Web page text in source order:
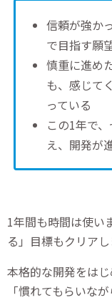
信頼が強か
で目指す願
慎重に進め
も、感じて
っている
この1年で
え、開発が
1年間も時間は使い
る」目標もクリアし
本格的な開発をは
「慣れてもらいな